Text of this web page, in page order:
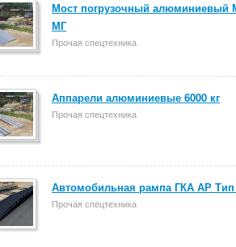
Мост погрузочный алюминиевый
МГ
Прочая спецтехника
Аппарели алюминиевые 6000 кг
Прочая спецтехника
Автомобильная рампа ГКА АР Тип
Прочая спецтехника